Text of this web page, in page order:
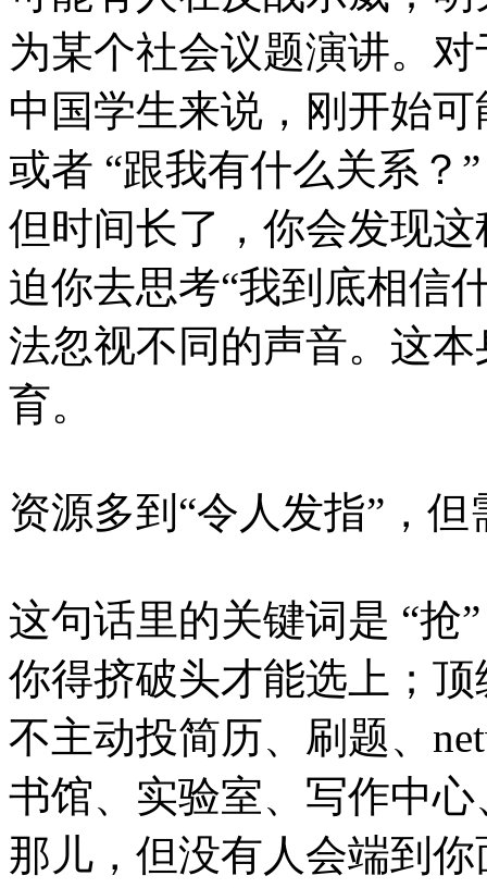
为某个社会议题演讲。
中国学生来说，刚开始
或者 “跟我有什么关系？”
但时间长了，你会发现
迫你去思考“我到底相信
法忽视不同的声音。这
育。
资源多到“令人发指”，
这句话里的关键词是 “抢
你得挤破头才能选上；
不主动投简历、刷题、
书馆、实验室、写作中
那儿，但没有人会端到